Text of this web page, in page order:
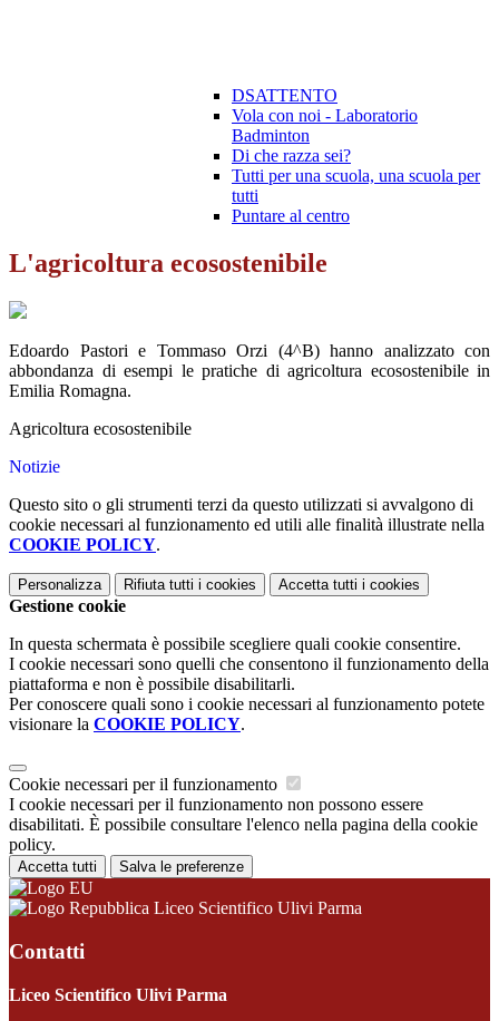
DSATTENTO
Vola con noi - Laboratorio
Badminton
Di che razza sei?
Tutti per una scuola, una scuola per
tutti
Puntare al centro
L'agricoltura ecosostenibile
Edoardo Pastori e Tommaso Orzi (4^B) hanno analizzato con
abbondanza di esempi le pratiche di agricoltura ecosostenibile in
Emilia Romagna.
Agricoltura ecosostenibile
Notizie
Questo sito o gli strumenti terzi da questo utilizzati si avvalgono di
cookie necessari al funzionamento ed utili alle finalità illustrate nella
COOKIE POLICY.
Personalizza Rifiuta tutti i cookies Accetta tutti i cookies
Gestione cookie
In questa schermata è possibile scegliere quali cookie consentire.
I cookie necessari sono quelli che consentono il funzionamento della
piattaforma e non è possibile disabilitarli.
Per conoscere quali sono i cookie necessari al funzionamento potete
visionare la COOKIE POLICY.
Cookie necessari per il funzionamento
I cookie necessari per il funzionamento non possono essere
disabilitati. È possibile consultare l'elenco nella pagina della cookie
policy.
Accetta tutti Salva le preferenze
Liceo Scientifico Ulivi Parma
Contatti
Liceo Scientifico Ulivi Parma